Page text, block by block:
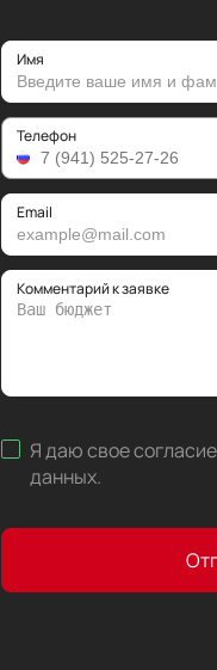
Имя
Телефон
Email
Комментарий к заявке
Я даю свое
данных.